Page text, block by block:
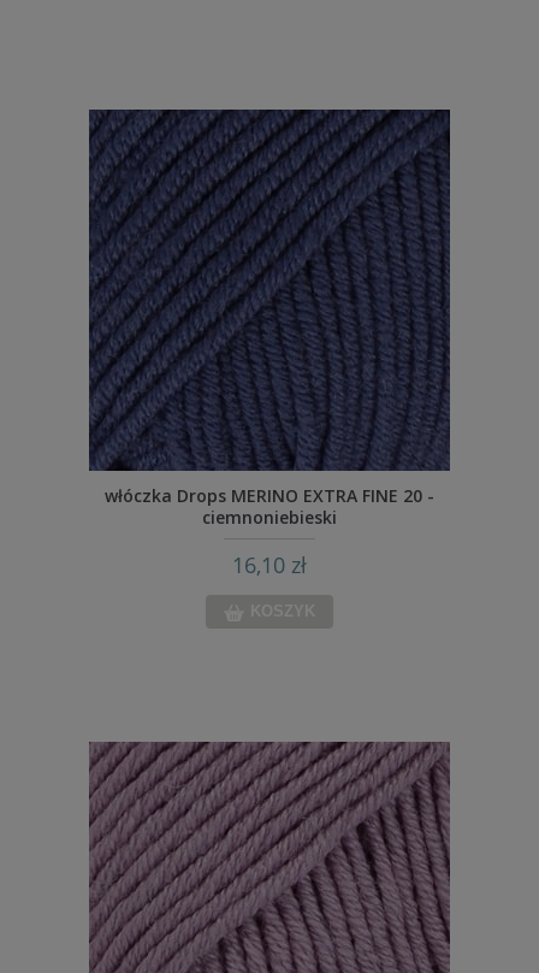
włóczka Drops MERINO EXTRA FINE 20 -
ciemnoniebieski
16,10 zł
KOSZYK